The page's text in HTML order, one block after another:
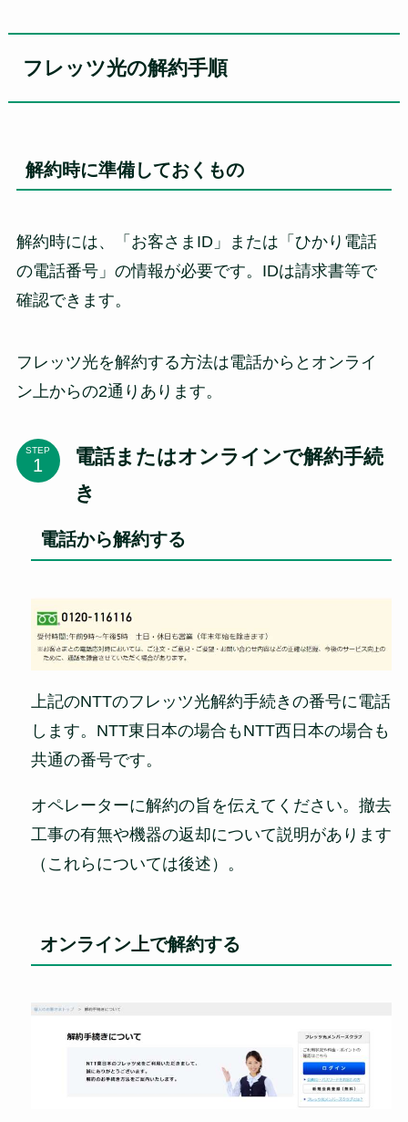
フレッツ光の解約手順
解約時に準備しておくもの
解約時には、「お客さまID」または「ひかり電話
の電話番号」の情報が必要です。IDは請求書等で
確認できます。
フレッツ光を解約する方法は電話からとオンライ
ン上からの2通りあります。
STEP
電話またはオンラインで解約手続
き
電話から解約する
上記のNTTのフレッツ光解約手続きの番号に電話
します。NTT東日本の場合もNTT西日本の場合も
共通の番号です。
オペレーターに解約の旨を伝えてください。撤去
工事の有無や機器の返却について説明があります
（これらについては後述）。
オンライン上で解約する